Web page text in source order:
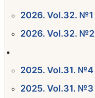
2026. Vol.32. №1
2026. Vol.32. №2
2025. Vol.31. №4
2025. Vol.31. №3